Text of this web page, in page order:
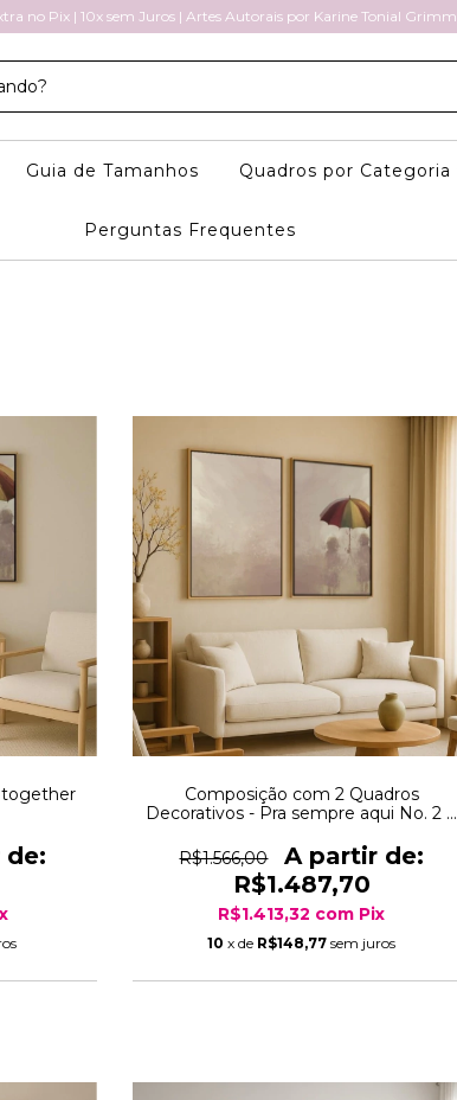
no Pix | 10x sem Juros | Artes Autorais por Karine Tonial Grimm
Guia de Tamanhos Quadros por Categoria
Perguntas Frequentes
together
Composição com 2 Quadros
Decorativos - Pra sempre aqui No. 2 +
R$1.566,00
R$1.487,70
R$1.413,32 com Pix
10 x de R$148,77 sem juros